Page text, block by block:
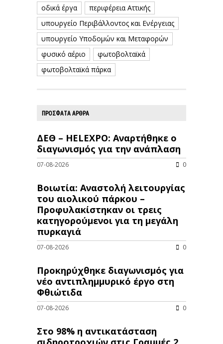
οδικά έργα
περιφέρεια Αττικής
υπουργείο Περιβάλλοντος και Ενέργειας
υπουργείο Υποδομών και Μεταφορών
φυσικό αέριο
φωτοβολταϊκά
φωτοβολταϊκά πάρκα
ΠΡΟΣΦΑΤΑ ΑΡΘΡΑ
ΔΕΘ – HELEXPO: Αναρτήθηκε ο
διαγωνισμός για την ανάπλαση
07-08-2026 0
Βοιωτία: Αναστολή λειτουργίας
του αιολικού πάρκου –
Προφυλακίστηκαν οι τρεις
κατηγορούμενοι για τη μεγάλη
πυρκαγιά
07-08-2026 0
Προκηρύχθηκε διαγωνισμός για
νέo αντιπλημμυρικό έργο στη
Φθιώτιδα
07-08-2026 0
Στο 98% η αντικατάσταση